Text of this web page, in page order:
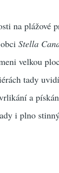
na plážové
obciStella
velkou
tady
a
i plno